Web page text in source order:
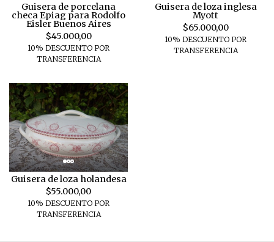
Guisera de porcelana
checa Epiag para Rodolfo
Eisler Buenos Aires
$45.000,00
10% DESCUENTO POR
TRANSFERENCIA
Guisera de loza inglesa
Myott
$65.000,00
10% DESCUENTO POR
TRANSFERENCIA
Guisera de loza holandesa
$55.000,00
10% DESCUENTO POR
TRANSFERENCIA